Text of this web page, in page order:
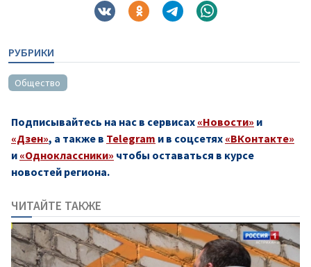
РУБРИКИ
Общество
Подписывайтесь на нас в сервисах «Новости» и
«Дзен», а также в Telegram и в соцсетях «ВКонтакте»
и «Одноклассники» чтобы оставаться в курсе
новостей региона.
ЧИТАЙТЕ ТАКЖЕ